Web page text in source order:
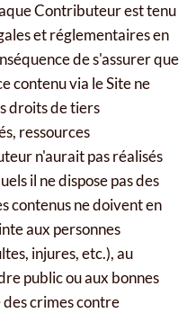
Contributeur est tenu
et réglementaires en
de s'assurer que
contenu via le Site ne
droits de tiers
ressources
n'aurait pas réalisés
il ne dispose pas des
contenus ne doivent en
aux personnes
injures, etc.), au
public ou aux bonnes
crimes contre